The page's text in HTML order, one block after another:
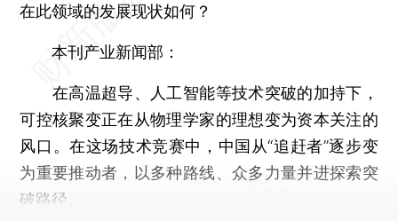
在此领域的发展现状如何？
本刊产业新闻部：
在高温超导、人工智能等技术突破的加持下，
可控核聚变正在从物理学家的理想变为资本关注的
风口。在这场技术竞赛中，中国从“追赶者”逐步变
为重要推动者，以多种路线、众多力量并进探索突
破路径。